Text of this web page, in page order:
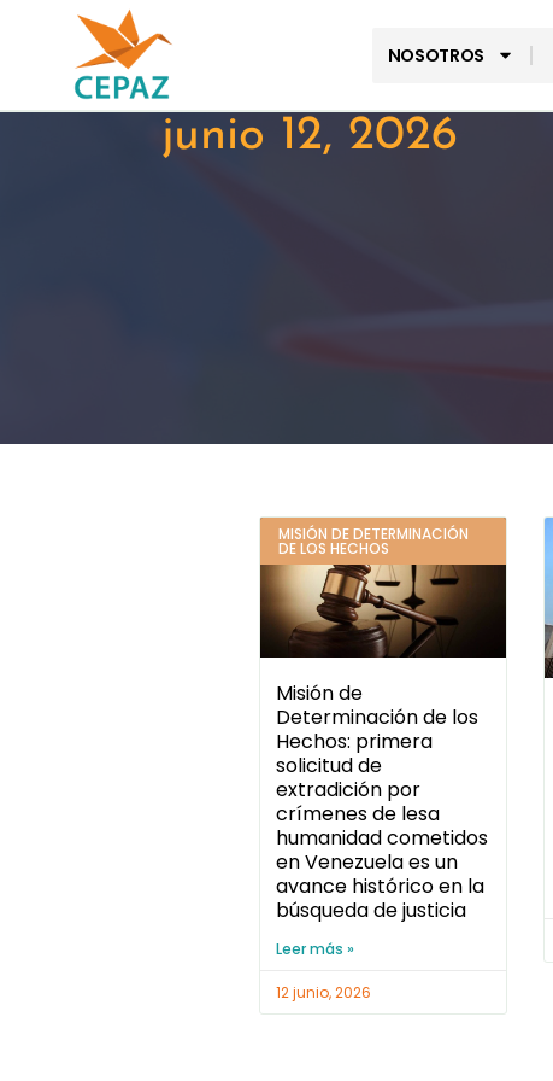
NOSOTROS
junio 12, 2026
MISIÓN DE DETERMINACIÓN
DE LOS HECHOS
Misión de
Determinación de los
Hechos: primera
solicitud de
extradición por
crímenes de lesa
humanidad cometidos
en Venezuela es un
avance histórico en la
búsqueda de justicia
Leer más »
12 junio, 2026